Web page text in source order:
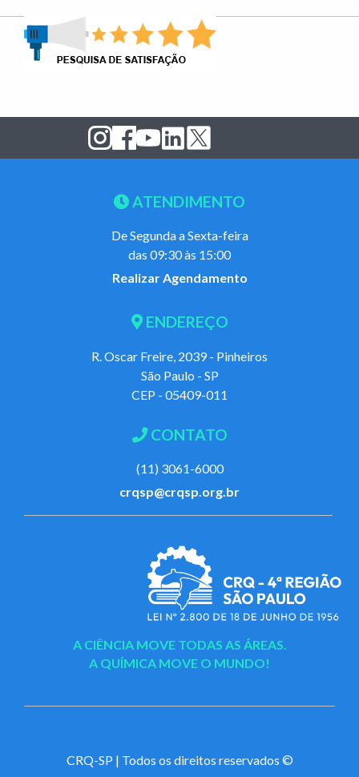
ATENDIMENTO
De Segunda a Sexta-feira
das 09:30 às 15:00
Realizar Agendamento
ENDEREÇO
R. Oscar Freire, 2039 - Pinheiros
São Paulo - SP
CEP - 05409-011
CONTATO
(11) 3061-6000
crqsp@crqsp.org.br
A CIÊNCIA MOVE TODAS AS ÁREAS.
A QUÍMICA MOVE O MUNDO!
CRQ-SP | Todos os direitos reservados ©